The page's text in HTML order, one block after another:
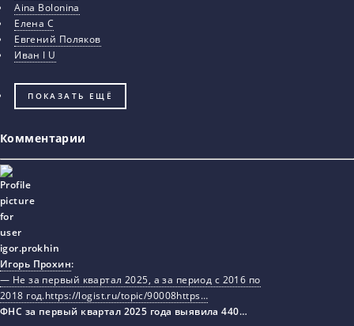
Aina Bolonina
Елена С
Евгений Поляков
Иван I U
ПОКАЗАТЬ ЕЩЁ
Комментарии
Игорь Прохин:
— Не за первый квартал 2025, а за период с 2016 по
2018 год.https://logist.ru/topic/90008https…
ФНС за первый квартал 2025 года выявила 440…